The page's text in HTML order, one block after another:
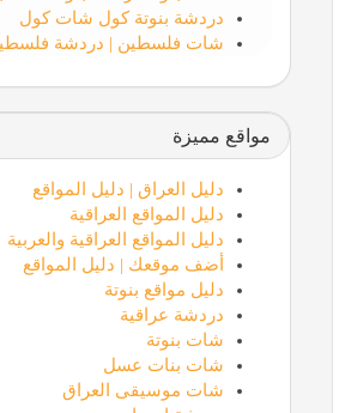
دردشة بنوتة كول شات كول
شات فلسطين | دردشة
مواقع مميزة
دليل العراق | دليل المواقع
دليل المواقع العراقية
دليل المواقع العراقية والعربية
أضف موقعك | دليل المواقع
دليل مواقع بنوتة
دردشة عراقية
شات بنوتة
شات بنات عسل
شات موسيقى العراق